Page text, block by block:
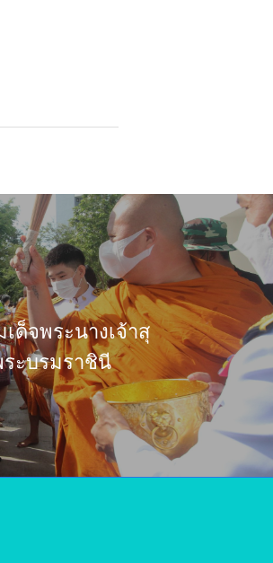
ด็จพระนางเจ้าสุ
ะบรมราชินี